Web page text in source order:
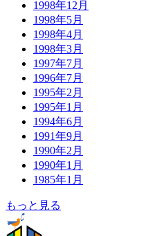
1998年12月
1998年5月
1998年4月
1998年3月
1997年7月
1996年7月
1995年2月
1995年1月
1994年6月
1991年9月
1990年2月
1990年1月
1985年1月
もっと見る